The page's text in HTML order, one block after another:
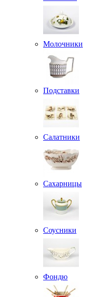
Молочники
Подставки
Салатники
Сахарницы
Соусники
Фондю